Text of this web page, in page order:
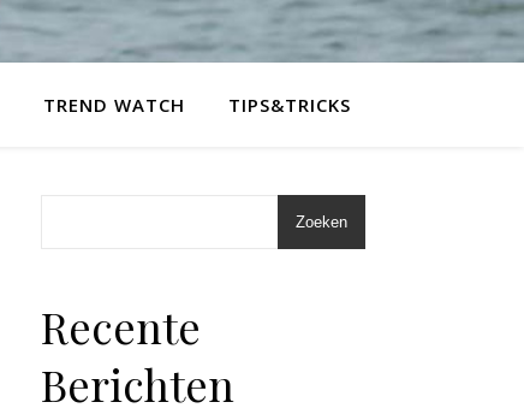
TREND WATCH TIPS&TRICKS
Zoeken
Recente
Berichten